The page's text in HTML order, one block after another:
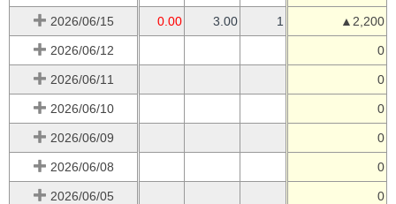
2026/06/15 0.00 3.00 1 ▲2,200
2026/06/12 0
2026/06/11 0
2026/06/10 0
2026/06/09 0
2026/06/08 0
2026/06/05 0